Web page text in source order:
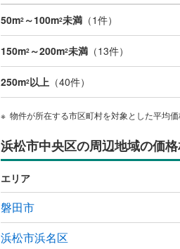
50m2 ～100m2未満 （1件）
150m2 ～200m2未満 （13件）
250m2以上 （40件）
物件が所在する市区町村を対象とした平均価
浜松市中央区の周辺地域の価
エリア
磐田市
浜松市浜名区